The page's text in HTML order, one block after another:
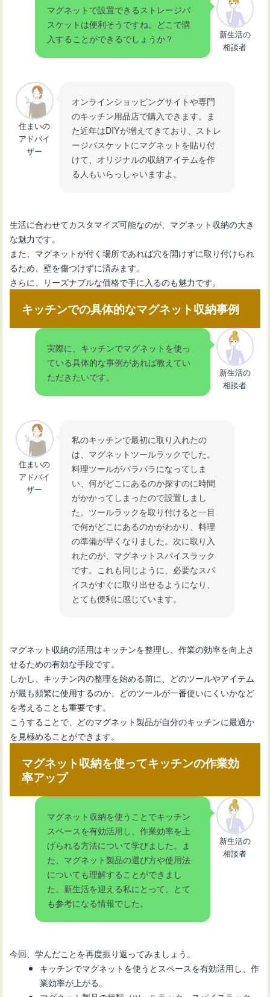
マグネットで設置できるストレージバ
スケットは便利そうですね。どこで購
入することができるでしょうか？
新生活の
相談者
住まいの
アドバイ
ザー
オンラインショッピングサイトや専門
のキッチン用品店で購入できます。ま
た近年はDIYが増えてきており、ストレ
ージバスケットにマグネットを貼り付
けて、オリジナルの収納アイテムを作
る人もいらっしゃいますよ。
生活に合わせてカスタマイズ可能なのが、マグネット収納の大き
な魅力です。
また、マグネットが付く場所であれば穴を開けずに取り付けられ
るため、壁を傷つけずに済みます。
さらに、リーズナブルな価格で手に入るのも魅力です。
キッチンでの具体的なマグネット収納事例
実際に、キッチンでマグネットを使っ
ている具体的な事例があれば教えてい
ただきたいです。
新生活の
相談者
住まいの
アドバイ
ザー
私のキッチンで最初に取り入れたの
は、マグネットツールラックでした。
料理ツールがバラバラになってしま
い、何がどこにあるのか探すのに時間
がかかってしまったので設置しまし
た。ツールラックを取り付けると一目
で何がどこにあるのかがわかり、料理
の準備が早くなりました。次に取り入
れたのが、マグネットスパイスラック
です。これも同じように、必要なスパ
イスがすぐに取り出せるようになり、
とても便利に感じています。
マグネット収納の活用はキッチンを整理し、作業の効率を向上さ
せるための有効な手段です。
しかし、キッチン内の整理を始める前に、どのツールやアイテム
が最も頻繁に使用するのか、どのツールが一番使いにくいかなど
を考えることも重要です。
こうすることで、どのマグネット製品が自分のキッチンに最適か
を見極めることができます。
マグネット収納を使ってキッチンの作業効
率アップ
マグネット収納を使うことでキッチン
スペースを有効活用し、作業効率を上
げられる方法について学びました。ま
た、マグネット製品の選び方や使用法
についても理解することができまし
た。新生活を迎える私にとって、とて
も参考になる情報でした。
新生活の
相談者
今回、学んだことを再度振り返ってみましょう。
キッチンでマグネットを使うとスペースを有効活用し、作
業効率が上がる。